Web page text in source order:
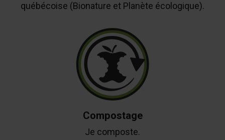
québécoise (Bionature et Planète écologique).
Compostage
Je composte.